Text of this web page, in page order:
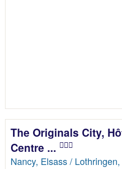
The Originals City,
Centre ...
Nancy, Elsass /